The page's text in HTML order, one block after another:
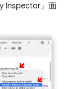
Inspector』面